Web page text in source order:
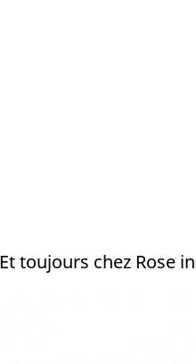
Et toujours chez Rose